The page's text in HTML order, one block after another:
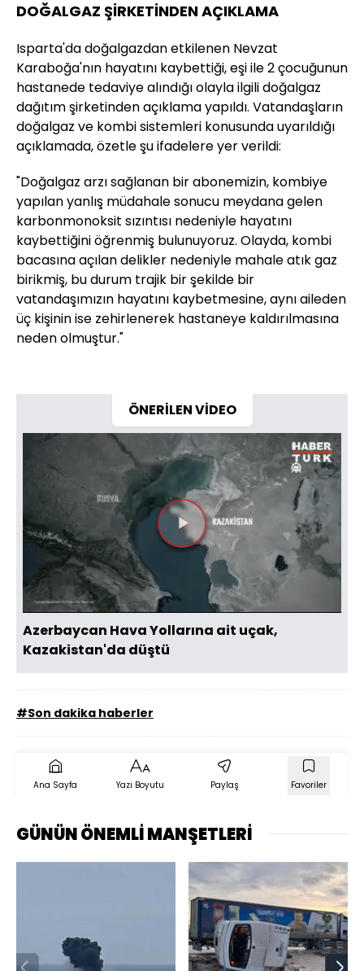
DOĞALGAZ ŞİRKETİNDEN AÇIKLAMA
Isparta'da doğalgazdan etkilenen Nevzat
Karaboğa'nın hayatını kaybettiği, eşi ile 2 çocuğunun
hastanede tedaviye alındığı olayla ilgili doğalgaz
dağıtım şirketinden açıklama yapıldı. Vatandaşların
doğalgaz ve kombi sistemleri konusunda uyarıldığı
açıklamada, özetle şu ifadelere yer verildi:
"Doğalgaz arzı sağlanan bir abonemizin, kombiye
yapılan yanlış müdahale sonucu meydana gelen
karbonmonoksit sızıntısı nedeniyle hayatını
kaybettiğini öğrenmiş bulunuyoruz. Olayda, kombi
bacasına açılan delikler nedeniyle mahale atık gaz
birikmiş, bu durum trajik bir şekilde bir
vatandaşımızın hayatını kaybetmesine, aynı aileden
üç kişinin ise zehirlenerek hastaneye kaldırılmasına
neden olmuştur."
ÖNERİLEN VİDEO
Videoyu
Oynat
Azerbaycan Hava Yollarına ait uçak,
Kazakistan'da düştü
#Son dakika haberler
Ana Sayfa Yazı Boyutu Paylaş Favoriler
GÜNÜN ÖNEMLİ MANŞETLERİ